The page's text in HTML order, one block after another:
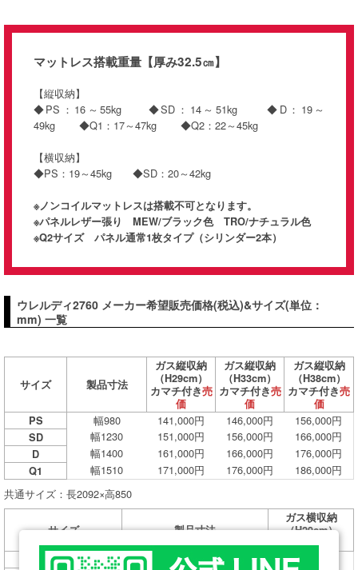
マットレス搭載重量【厚み32.5㎝】
【縦収納】
◆PS：16～55kg ◆SD：14～51kg ◆D：19～
49kg ◆Q1：17～47kg ◆Q2：22～45kg
【横収納】
◆PS：19～45kg ◆SD：20～42kg
※ノンコイルマットレスは搭載不可となります。
※パネルレザー張り MEW/ブラック色 TRO/ナチュラル色
※Q2サイズ パネル通常1枚タイプ（シリンダー2本）
ウレルディ2760 メーカー希望販売価格(税込)&サイズ(単位：
mm) 一覧
サイズ 製品寸法
ガス縦収納
（H29cm）
カマチ付き売
価
ガス縦収納
（H33cm）
カマチ付き売
価
ガス縦収納
（H38cm）
カマチ付き売
価
PS
幅980 141,000円 146,000円 156,000円
SD 幅1230 151,000円 156,000円 166,000円
D 幅1400 161,000円 166,000円 176,000円
Q1 幅1510 171,000円 176,000円
186,000円
共通サイズ：長2092×高850
サイズ 製品寸法
ガス横収納
（H29cm）
売価
PS
幅980 147,000円